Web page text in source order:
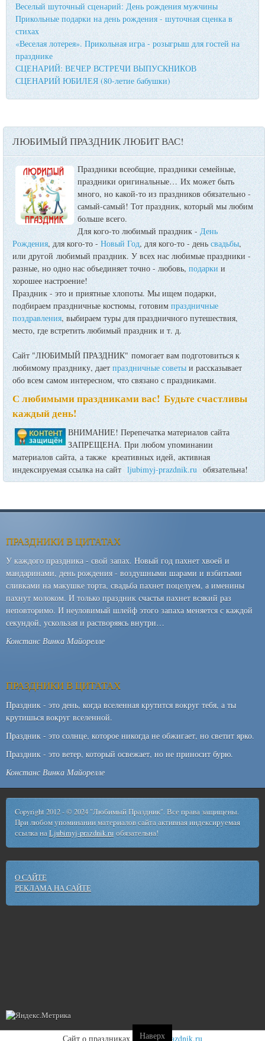
Веселый шуточный сценарий: День рождения мужчины
Прикольные подарки на день рождения - шуточная сценка в
стихах
«Веселая лотерея». Прикольная игра - розыгрыш для гостей на
празднике
СЦЕНАРИЙ: ВЕЧЕР ВСТРЕЧИ ВЫПУСКНИКОВ
СЦЕНАРИЙ ЮБИЛЕЯ (80-летие бабушки)
ЛЮБИМЫЙ ПРАЗДНИК ЛЮБИТ ВАС!
Праздники всеобщие, праздники семейные,
праздники оригинальные… Их может быть
много, но какой-то из праздников обязательно -
самый-самый! Тот праздник, который мы любим
больше всего.
Для кого-то любимый праздник - День
Рождения, для кого-то -Новый Год, для кого-то - деньсвадьбы,
или другой любимый праздник. У всех нас любимые праздники -
разные, но одно нас объединяет точно - любовь,подаркии
хорошее настроение!
Праздник - это и приятные хлопоты. Мы ищем подарки,
подбираем праздничные костюмы, готовимпраздничные
поздравления, выбираем туры для праздничного путешествия,
место, где встретить любимый праздник и т. д.
Сайт "ЛЮБИМЫЙ ПРАЗДНИК" помогает вам подготовиться к
любимому празднику, даетпраздничные советы и рассказывает
обо всем самом интересном, что связано с праздниками.
С любимыми праздниками вас! Будьте счастливы
каждый день!
ВНИМАНИЕ! Перепечатка материалов сайта
ЗАПРЕЩЕНА. При любом упоминании
материалов сайта, а также креативных идей, активная
индексируемая ссылка на сайт ljubimyj-prazdnik.ruобязательна!
ПРАЗДНИКИ В ЦИТАТАХ
У каждого праздника - свой запах. Новый год пахнет хвоей и
мандаринами, день рождения - воздушными шарами и взбитыми
сливками на макушке торта, свадьба пахнет поцелуем, а именины
пахнут молоком. И только праздник счастья пахнет всякий раз
неповторимо. И неуловимый шлейф этого запаха меняется с каждой
секундой, ускользая и растворяясь внутри…
Констанс Винка Майорелле
ПРАЗДНИКИ В ЦИТАТАХ
Праздник - это день, когда вселенная крутится вокруг тебя, а ты
крутишься вокруг вселенной.
Праздник - это солнце, которое никогда не обжигает, но светит ярко.
Праздник - это ветер, который освежает, но не приносит бурю.
Констанс Винка Майорелле
Copyright 2012 - © 2024 "Любимый Праздник". Все права защищены.
При любом упоминании материалов сайта активная индексируемая
ссылка наLjubimyj-prazdnik.ru обязательна!
О САЙТЕ
РЕКЛАМА НА САЙТЕ
Наверх
Сайт о праздниках ljubimyj-prazdnik.ru